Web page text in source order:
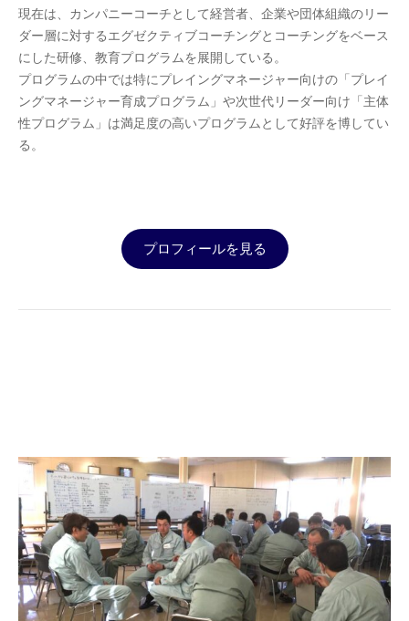
現在は、カンパニーコーチとして経営者、企業や団体組織のリー
ダー層に対するエグゼクティブコーチングとコーチングをベース
にした研修、教育プログラムを展開している。
プログラムの中では特にプレイングマネージャー向けの「プレイ
ングマネージャー育成プログラム」や次世代リーダー向け「主体
性プログラム」は満足度の高いプログラムとして好評を博してい
る。
プロフィールを見る